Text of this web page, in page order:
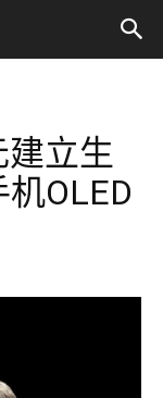
立生
OLED